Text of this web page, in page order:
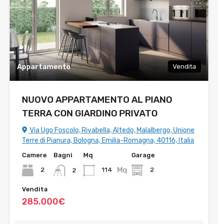
Appartamento Vendita
NUOVO APPARTAMENTO AL PIANO
TERRA CON GIARDINO PRIVATO
Via Ugo Foscolo, Rivabella, Altedo, Malalbergo, Unione
Terre di Pianura, Bologna, Emilia-Romagna, 40116, Italia
Camere
2
Bagni
2
Mq
114 Mq
Garage
2
Vendita
285.000€